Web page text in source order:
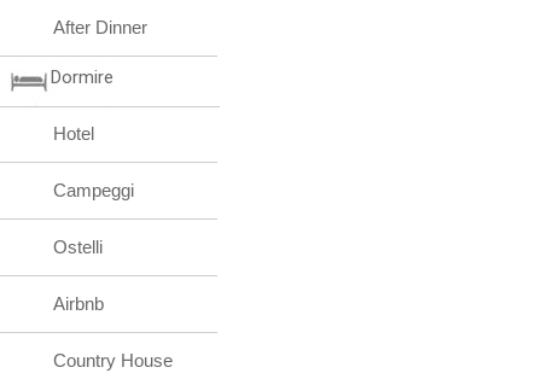
After Dinner
Dormire
Hotel
Campeggi
Ostelli
Airbnb
Country House